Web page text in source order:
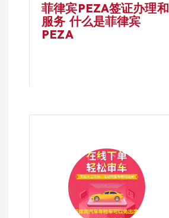
菲律宾PEZA签证办理和
服务 什么是菲律宾
PEZA